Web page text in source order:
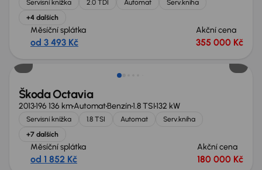
Servisní knížka 2.0 TDI Automat
Serv.kniha
+4 dalších
Měsíční splátka
od 3 493 Kč
Akční cena
355 000 Kč
Škoda Octavia
2013196 136 kmAutomatBenzín1.8 TSI132 kW
Servisní knížka 1.8 TSI Automat
Serv.kniha
+7 dalších
Měsíční splátka
od 1 852 Kč
Akční cena
180 000 Kč